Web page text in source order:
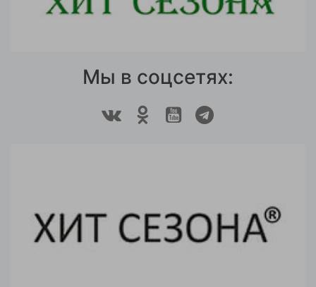
Мы в соцсетях: